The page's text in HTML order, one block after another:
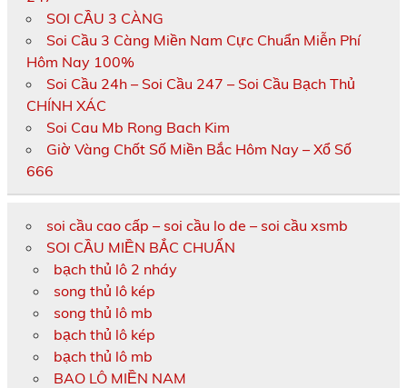
SOI CẦU 3 CÀNG
Soi Cầu 3 Càng Miền Nam Cực Chuẩn Miễn Phí
Hôm Nay 100%
Soi Cầu 24h – Soi Cầu 247 – Soi Cầu Bạch Thủ
CHÍNH XÁC
Soi Cau Mb Rong Bach Kim
Giờ Vàng Chốt Số Miền Bắc Hôm Nay – Xổ Số
666
soi cầu cao cấp – soi cầu lo de – soi cầu xsmb
SOI CẦU MIỀN BẮC CHUẨN
bạch thủ lô 2 nháy
song thủ lô kép
song thủ lô mb
bạch thủ lô kép
bạch thủ lô mb
BAO LÔ MIỀN NAM